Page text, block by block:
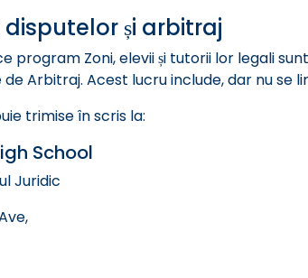
disputelor și arbitraj
program Zoni, elevii și tutorii lor legali
Arbitraj. Acest lucru include, dar nu se
trimise în scris la:
School
Juridic